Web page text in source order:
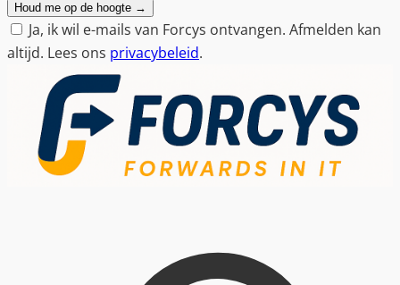
Houd me op de hoogte →
Ja, ik wil e-mails van Forcys ontvangen. Afmelden kan
altijd. Lees ons privacybeleid.